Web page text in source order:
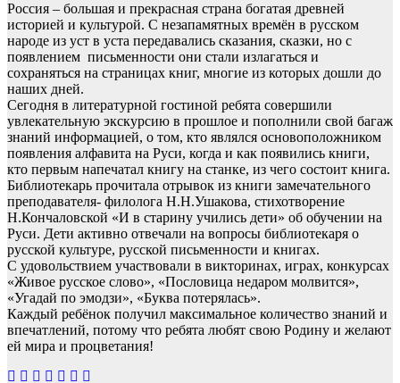
Россия – большая и прекрасная страна богатая древней
историей и культурой. С незапамятных времён в русском
народе из уст в уста передавались сказания, сказки, но с
появлением письменности они стали излагаться и
сохраняться на страницах книг, многие из которых дошли до
наших дней.
Сегодня в литературной гостиной ребята совершили
увлекательную экскурсию в прошлое и пополнили свой багаж
знаний информацией, о том, кто являлся основоположником
появления алфавита на Руси, когда и как появились книги,
кто первым напечатал книгу на станке, из чего состоит книга.
Библиотекарь прочитала отрывок из книги замечательного
преподавателя- филолога Н.Н.Ушакова, стихотворение
Н.Кончаловской «И в старину учились дети» об обучении на
Руси. Дети активно отвечали на вопросы библиотекаря о
русской культуре, русской письменности и книгах.
С удовольствием участвовали в викторинах, играх, конкурсах
«Живое русское слово», «Пословица недаром молвится»,
«Угадай по эмодзи», «Буква потерялась».
Каждый ребёнок получил максимальное количество знаний и
впечатлений, потому что ребята любят свою Родину и желают
ей мира и процветания!